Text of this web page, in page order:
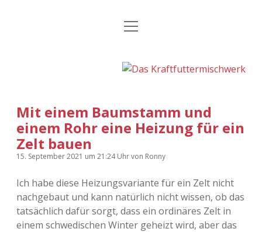
Kategorien
Doku
Kopfkinomusik
Nur mal so
Instagrams
Menü
öffnen
Adventskalender 2010
Adventskalender 2011
facebook
instagram
rss soundcloud
vimeoBluesky
Menü
Mit einem Baumstamm und
einem Rohr eine Heizung für ein
Zelt bauen
15. September 2021 um 21:24 Uhrvon Ronny
Ich habe diese Heizungsvariante für ein Zelt nicht
nachgebaut und kann natürlich nicht wissen, ob das
tatsächlich dafür sorgt, dass ein ordinäres Zelt in
einem schwedischen Winter geheizt wird, aber das